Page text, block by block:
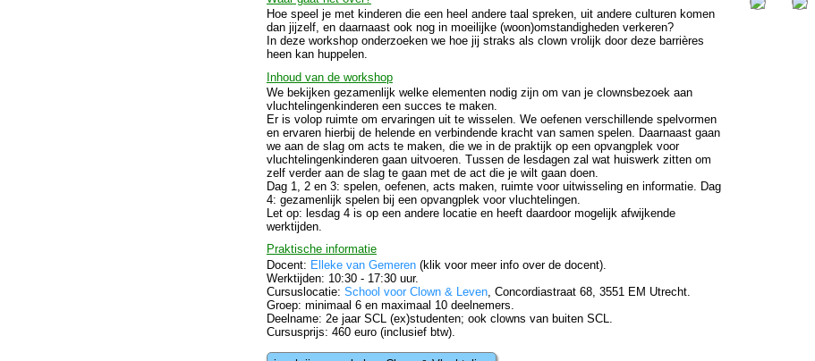
Hoe speel je met kinderen die een heel andere taal spreken, uit andere culturen komen
dan jijzelf, en daarnaast ook nog in moeilijke (woon)omstandigheden verkeren?
In deze workshop onderzoeken we hoe jij straks als clown vrolijk door deze barrières
heen kan huppelen.
Inhoud van de workshop
We bekijken gezamenlijk welke elementen nodig zijn om van je clownsbezoek aan
vluchtelingenkinderen een succes te maken.
Er is volop ruimte om ervaringen uit te wisselen. We oefenen verschillende spelvormen
en ervaren hierbij de helende en verbindende kracht van samen spelen. Daarnaast gaan
we aan de slag om acts te maken, die we in de praktijk op een opvangplek voor
vluchtelingenkinderen gaan uitvoeren. Tussen de lesdagen zal wat huiswerk zitten om
zelf verder aan de slag te gaan met de act die je wilt gaan doen.
Dag 1, 2 en 3: spelen, oefenen, acts maken, ruimte voor uitwisseling en informatie. Dag
4: gezamenlijk spelen bij een opvangplek voor vluchtelingen.
Let op: lesdag 4 is op een andere locatie en heeft daardoor mogelijk afwijkende
werktijden.
Praktische informatie
Docent: Elleke van Gemeren(klik voor meer info over de docent).
Werktijden: 10:30 - 17:30 uur.
Cursuslocatie: School voor Clown & Leven, Concordiastraat 68, 3551 EM Utrecht.
Groep: minimaal 6 en maximaal 10 deelnemers.
Deelname: 2e jaar SCL (ex)studenten; ook clowns van buiten SCL.
Cursusprijs: 460 euro (inclusief btw).